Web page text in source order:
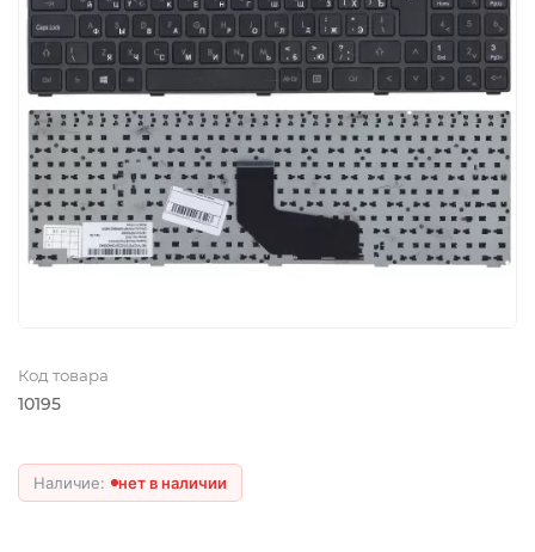
Код товара
10195
нет в наличии